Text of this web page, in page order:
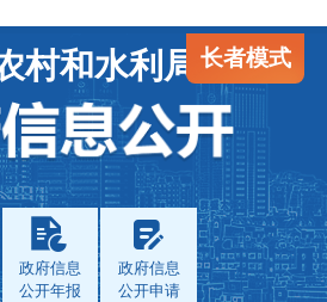
长者模式
村和水利局
政府信息
公开年报
政府信息
公开申请